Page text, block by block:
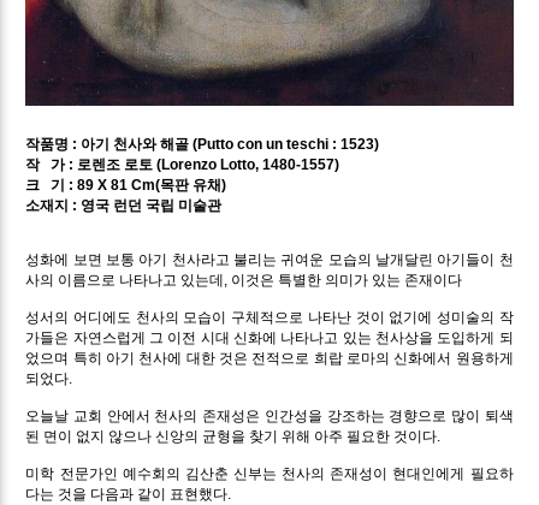
작품명 : 아기 천사와 해골 (Putto con un teschi : 1523)
작 가 : 로렌조 로토 (Lorenzo Lotto, 1480-1557)
크 기 : 89 X 81 Cm(목판 유채)
소재지 : 영국 런던 국립 미술관
성화에 보면 보통 아기 천사라고 불리는 귀여운 모습의 날개달린 아기들이 천
사의 이름으로 나타나고 있는데, 이것은 특별한 의미가 있는 존재이다
성서의 어디에도 천사의 모습이 구체적으로 나타난 것이 없기에 성미술의 작
가들은 자연스럽게 그 이전 시대 신화에 나타나고 있는 천사상을 도입하게 되
었으며 특히 아기 천사에 대한 것은 전적으로 희랍 로마의 신화에서 원용하게
되었다.
오늘날 교회 안에서 천사의 존재성은 인간성을 강조하는 경향으로 많이 퇴색
된 면이 없지 않으나 신앙의 균형을 찾기 위해 아주 필요한 것이다.
미학 전문가인 예수회의 김산춘 신부는 천사의 존재성이 현대인에게 필요하
다는 것을 다음과 같이 표현했다.